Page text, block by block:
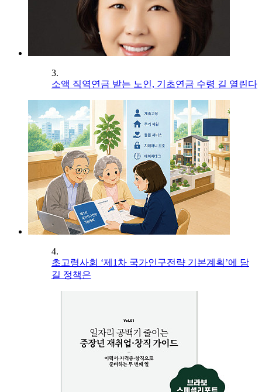
3.
소액 직역연금 받는 노인, 기초연금 수령 길 열린다
4.
초고령사회 ‘제1차 국가인구전략 기본계획’에 담
길 정책은